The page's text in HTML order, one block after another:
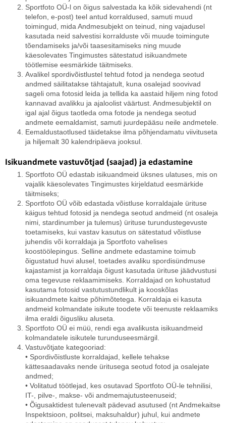
Sportfoto OÜ-l on õigus salvestada ka kõik sidevahendi (nt
telefon, e-post) teel antud korraldused, samuti muud
toimingud, mida Andmesubjekt on teinud, ning vajadusel
kasutada neid salvestisi korralduste või muude toimingute
tõendamiseks ja/või taasesitamiseks ning muude
käesolevates Tingimustes sätestatud isikuandmete
töötlemise eesmärkide täitmiseks.
Avalikel spordivõistlustel tehtud fotod ja nendega seotud
andmed säilitatakse tähtajatult, kuna osalejad soovivad
sageli oma fotosid leida ja tellida ka aastaid hiljem ning fotod
kannavad avalikku ja ajaloolist väärtust. Andmesubjektil on
igal ajal õigus taotleda oma fotode ja nendega seotud
andmete eemaldamist, samuti juurdepääsu neile andmetele.
Eemaldustaotlused täidetakse ilma põhjendamatu viivituseta
ja hiljemalt 30 kalendripäeva jooksul.
Isikuandmete vastuvõtjad (saajad) ja edastamine
Sportfoto OÜ edastab isikuandmeid üksnes ulatuses, mis on
vajalik käesolevates Tingimustes kirjeldatud eesmärkide
täitmiseks;
Sportfoto OÜ võib edastada võistluse korraldajale ürituse
käigus tehtud fotosid ja nendega seotud andmeid (nt osaleja
nimi, stardinumber ja tulemus) ürituse turundustegevuste
toetamiseks, kui vastav kasutus on sätestatud võistluse
juhendis või korraldaja ja Sportfoto vahelises
koostöölepingus. Selline andmete edastamine toimub
õigustatud huvi alusel, toetades avaliku spordisündmuse
kajastamist ja korraldaja õigust kasutada ürituse jäädvustusi
oma tegevuse reklaamimiseks. Korraldajad on kohustatud
kasutama fotosid vastutustundlikult ja kooskõlas
isikuandmete kaitse põhimõtetega. Korraldaja ei kasuta
andmeid kolmandate isikute toodete või teenuste reklaamiks
ilma eraldi õigusliku aluseta.
Sportfoto OÜ ei müü, rendi ega avalikusta isikuandmeid
kolmandatele isikutele turunduseesmärgil.
Vastuvõtjate kategooriad:
• Spordivõistluste korraldajad, kellele tehakse
kättesaadavaks nende üritusega seotud fotod ja osalejate
andmed;
• Volitatud töötlejad, kes osutavad Sportfoto OÜ-le tehnilisi,
IT-, pilve-, makse- või andmemajutusteenuseid;
• Õigusaktidest tulenevalt pädevad asutused (nt Andmekaitse
Inspektsioon, politsei, maksuhaldur) juhul, kui andmete